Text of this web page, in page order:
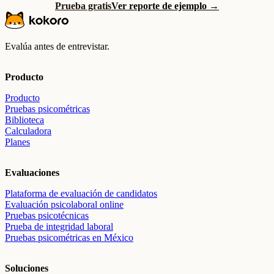
Prueba gratisVer reporte de ejemplo →
Evalúa antes de entrevistar.
Producto
Producto
Pruebas psicométricas
Biblioteca
Calculadora
Planes
Evaluaciones
Plataforma de evaluación de candidatos
Evaluación psicolaboral online
Pruebas psicotécnicas
Prueba de integridad laboral
Pruebas psicométricas en México
Soluciones